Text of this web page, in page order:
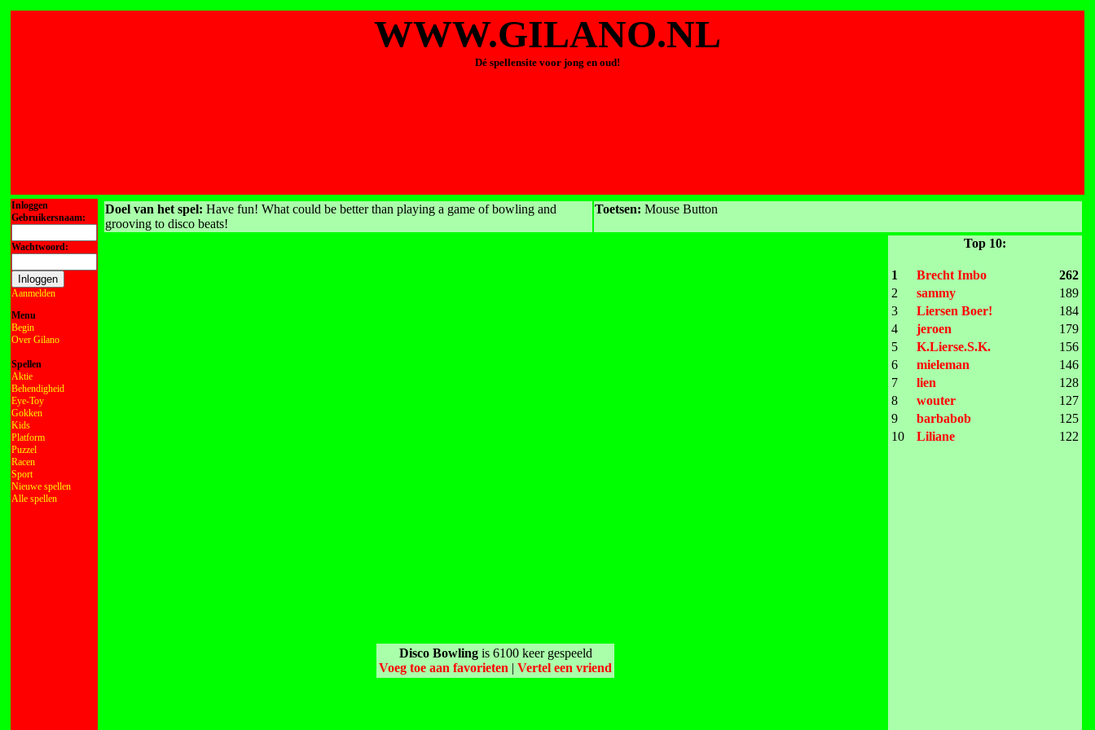
WWW.GILANO.NL
Dé spellensite voor jong en oud!
Inloggen
Gebruikersnaam:
Wachtwoord:
Aanmelden
Menu
Begin
Over Gilano
Spellen
Aktie
Behendigheid
Eye-Toy
Gokken
Kids
Platform
Puzzel
Racen
Sport
Nieuwe spellen
Alle spellen
Doel van het spel: Have fun! What could be better than playing a game of bowling and
grooving to disco beats!
Toetsen: Mouse Button
Disco Bowlingis 6100 keer gespeeld
Voeg toe aan favorieten | Vertel een vriend
Top 10:
1 Brecht Imbo
262
2
sammy
189
3
Liersen Boer!
184
4
jeroen
179
5
K.Lierse.S.K.
156
6
mieleman
146
7
lien
128
8
wouter
127
9
barbabob
125
10
Liliane 122